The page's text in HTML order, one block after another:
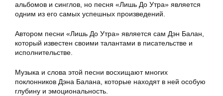
альбомов и синглов, но песня «Лишь До Утра» является
одним из его самых успешных произведений.
Автором песни «Лишь До Утра» является сам Дэн Балан,
который известен своими талантами в писательстве и
исполнительстве.
Музыка и слова этой песни восхищают многих
поклонников Дэна Балана, которые находят в ней особую
глубину и эмоциональность.